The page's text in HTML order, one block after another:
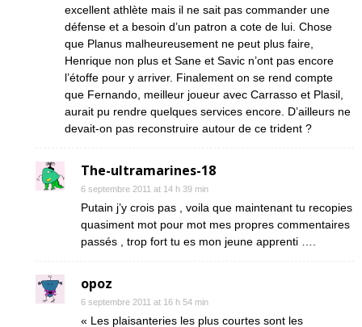
excellent athlète mais il ne sait pas commander une
défense et a besoin d’un patron a cote de lui. Chose
que Planus malheureusement ne peut plus faire,
Henrique non plus et Sane et Savic n’ont pas encore
l’étoffe pour y arriver. Finalement on se rend compte
que Fernando, meilleur joueur avec Carrasso et Plasil,
aurait pu rendre quelques services encore. D’ailleurs ne
devait-on pas reconstruire autour de ce trident ?
The-ultramarines-18
6 septembre 2011 at 14 h 39 min
Putain j’y crois pas , voila que maintenant tu recopies
quasiment mot pour mot mes propres commentaires
passés , trop fort tu es mon jeune apprenti ….
opoz
6 septembre 2011 at 16 h 54 min
« Les plaisanteries les plus courtes sont les